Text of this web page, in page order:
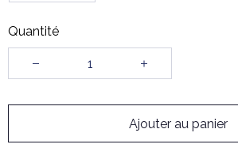
Quantité
Ajouter au panier